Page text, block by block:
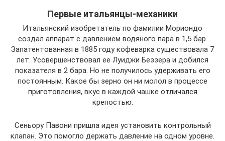
Первые итальянцы-механики
Итальянский изобретатель по фамилии Мориондо
создал аппарат с давлением водяного пара в 1,5 бар.
Запатентованная в 1885 году кофеварка существовала 7
лет. Усовершенствовал ее Луиджи Беззера и добился
показателя в 2 бара. Но не получилось удерживать его
постоянным. Какое бы зерно он ни молол в процессе
приготовления, вкус в каждой чашке отличался
крепостью.
Сеньору Павони пришла идея установить контрольный
клапан. Это помогло держать давление на одном уровне.